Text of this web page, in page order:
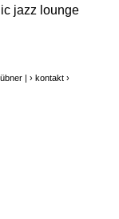
jazz lounge
|› kontakt ›